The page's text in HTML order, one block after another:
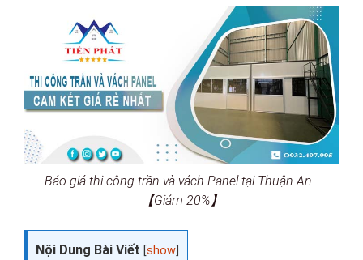
Báo giá thi công trần và vách Panel tại Thuận An -
【Giảm 20%】
Nội Dung Bài Viết [show